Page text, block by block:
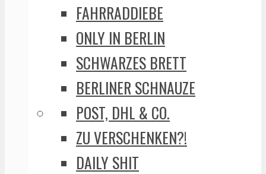
FAHRRADDIEBE
ONLY IN BERLIN
SCHWARZES BRETT
BERLINER SCHNAUZE
POST, DHL & CO.
ZU VERSCHENKEN?!
DAILY SHIT